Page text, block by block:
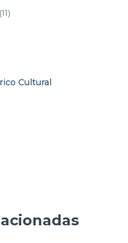
(11)
Cultural